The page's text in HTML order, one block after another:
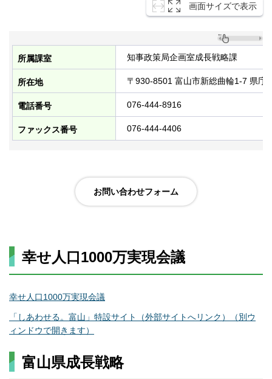
画面サイズで表示
所属課室 知事政策局企画室成長戦略課
所在地 〒930-8501 富山市新総曲輪1-7 県庁
電話番号 076-444-8916
ファックス番号 076-444-4406
幸せ人口1000万実現会議
幸せ人口1000万実現会議
「しあわせる。富山」特設サイト（外部サイトへリンク）（別ウ
ィンドウで開きます）
富山県成長戦略